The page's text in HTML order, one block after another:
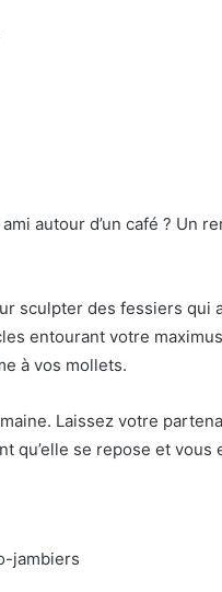
autour d’un café ? Un
sculpter des fessiers qui
entourant votre
à vos mollets.
Laissez votre
qu’elle se repose et vous
jambiers